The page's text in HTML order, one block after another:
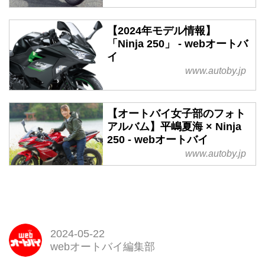
【2024年モデル情報】
「Ninja 250」 - webオートバ
イ
www.autoby.jp
【オートバイ女子部のフォト
アルバム】平嶋夏海 × Ninja
250 - webオートバイ
www.autoby.jp
2024-05-22
webオートバイ編集部